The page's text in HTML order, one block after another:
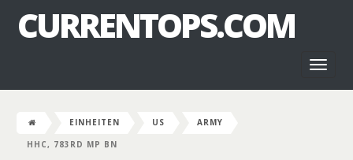
CURRENTOPS.COM
EINHEITEN US
ARMY
HHC, 783RD MP BN